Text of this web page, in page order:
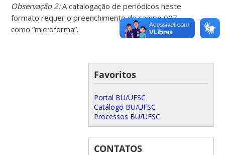
Observação 2:A catalogação de periódicos neste
formato requer o preenchimento do campo 007
como “microforma”.
Favoritos
Portal BU/UFSC
Catálogo BU/UFSC
Processos BU/UFSC
CONTATOS